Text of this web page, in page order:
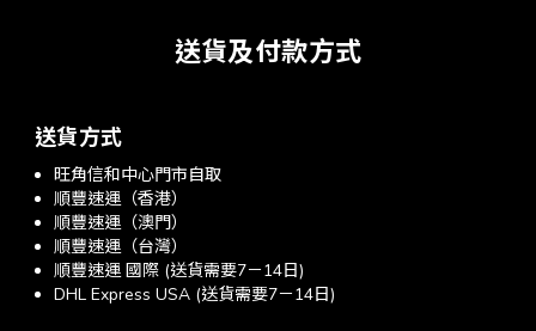
送貨及付款方式
送貨方式
旺角信和中心門市自取
順豐速運（香港）
順豐速運（澳門）
順豐速運（台灣）
順豐速運 國際 (送貨需要7－14日)
DHL Express USA (送貨需要7－14日)